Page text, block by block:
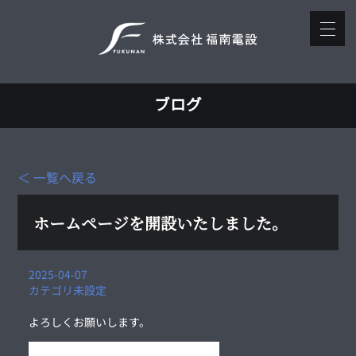
ブログ
＜ 一覧へ戻る
ホームページを開設いたしました。
2025-04-07
カテゴリ未設定
よろしくお願いします。